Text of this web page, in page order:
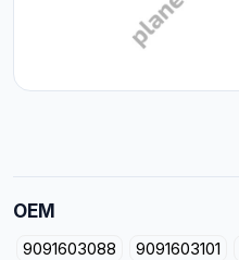
OEM
9091603088 9091603101